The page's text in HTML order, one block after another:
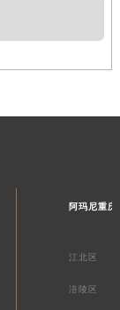
阿玛尼重
江北区
涪陵区